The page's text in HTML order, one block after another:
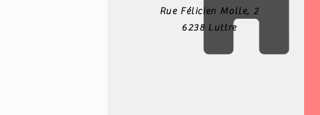
Rue Félicien Molle, 2
6238 Luttre